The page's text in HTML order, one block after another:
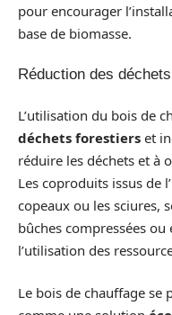
pour encourager
base de biomasse.
Réduction des déchets
L’utilisation du bois de
déchets forestiers et
réduire les déchets et à
Les coproduits issus de
copeaux ou les sciures,
bûches compressées
l’utilisation des
Le bois de chauffage se